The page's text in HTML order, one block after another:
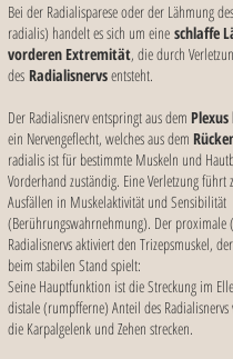
Bei der Radialisparese oder der Lähmung
radialis) handelt es sich um eine schlaffe
vorderen Extremität, die durch
des Radialisnervsentsteht.
Der Radialisnerv entspringt aus dem
ein Nervengeflecht, welches aus dem
radialis ist für bestimmte Muskeln und
Vorderhand zuständig. Eine Verletzung führt
Ausfällen in Muskelaktivität und Sensibilität
(Berührungswahrnehmung). Der proximale
Radialisnervs aktiviert den Trizepsmuskel,
beim stabilen Stand spielt:
Seine Hauptfunktion ist die Streckung im
distale (rumpfferne) Anteil des
die Karpalgelenk und Zehen strecken.